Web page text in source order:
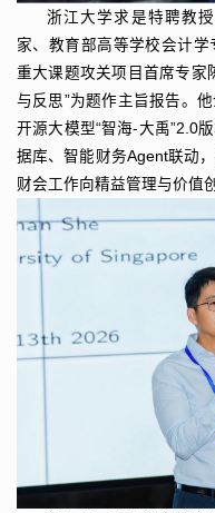
浙江大学求是特聘教
家、教育部高等学校会计
重大课题攻关项目首席专家
与反思”为题作主旨报告。
开源大模型“智海-大禹”2.0
据库、智能财务Agent联动
财会工作向精益管理与价值